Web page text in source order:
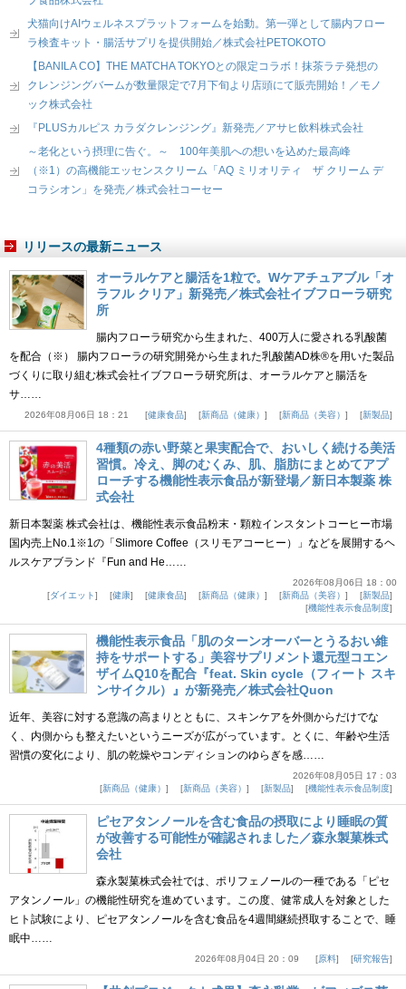
犬猫向けAIウェルネスプラットフォームを始動。第一弾として腸内フロー
ラ検査キット・腸活サプリを提供開始／株式会社PETOKOTO
【BANILA CO】THE MATCHA TOKYOとの限定コラボ！抹茶ラテ発想の
クレンジングバームが数量限定で7月下旬より店頭にて販売開始！／モノ
ック株式会社
『PLUSカルピス カラダクレンジング』新発売／アサヒ飲料株式会社
～老化という摂理に告ぐ。～ 100年美肌への想いを込めた最高峰
（※1）の高機能エッセンスクリーム「AQ ミリオリティ ザ クリーム デ
コラシオン」を発売／株式会社コーセー
リリースの最新ニュース
オーラルケアと腸活を1粒で。Wケアチュアブル「オ
ラフル クリア」新発売／株式会社イブフローラ研究
所
腸内フローラ研究から生まれた、400万人に愛される乳酸菌
を配合（※） 腸内フローラの研究開発から生まれた乳酸菌AD株®を用いた製品
づくりに取り組む株式会社イブフローラ研究所は、オーラルケアと腸活を
サ……
2026年08月06日 18：21 健康食品 新商品（健康） 新商品（美容） 新製品
4種類の赤い野菜と果実配合で、おいしく続ける美活
習慣。冷え、脚のむくみ、肌、脂肪にまとめてアプ
ローチする機能性表示食品が新登場／新日本製薬 株
式会社
新日本製薬 株式会社は、機能性表示食品粉末・顆粒インスタントコーヒー市場
国内売上No.1※1の「Slimore Coffee（スリモアコーヒー）」などを展開するヘ
ルスケアブランド『Fun and He……
2026年08月06日 18：00
ダイエット
健康 健康食品 新商品（健康） 新商品（美容）
新製品
機能性表示食品制度
機能性表示食品「肌のターンオーバーとうるおい維
持をサポートする」美容サプリメント還元型コエン
ザイムQ10を配合『feat. Skin cycle（フィート スキ
ンサイクル）』が新発売／株式会社Quon
近年、美容に対する意識の高まりとともに、スキンケアを外側からだけでな
く、内側からも整えたいというニーズが広がっています。とくに、年齢や生活
習慣の変化により、肌の乾燥やコンディションのゆらぎを感……
2026年08月05日 17：03
新商品（健康）
新商品（美容） 新製品 機能性表示食品制度
ピセアタンノールを含む食品の摂取により睡眠の質
が改善する可能性が確認されました／森永製菓株式
会社
森永製菓株式会社では、ポリフェノールの一種である「ピセ
アタンノール」の機能性研究を進めています。この度、健常成人を対象とした
ヒト試験により、ピセアタンノールを含む食品を4週間継続摂取することで、睡
眠中……
2026年08月04日 20：09 原料 研究報告